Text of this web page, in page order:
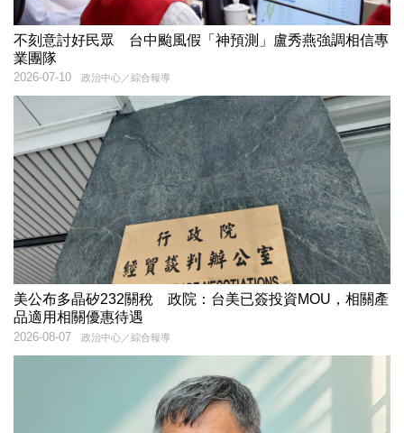
不刻意討好民眾 台中颱風假「神預測」盧秀燕強調相信專
業團隊
政治中心／綜合報導
2026-07-10
美公布多晶矽232關稅 政院：台美已簽投資MOU，相關產
品適用相關優惠待遇
政治中心／綜合報導
2026-08-07